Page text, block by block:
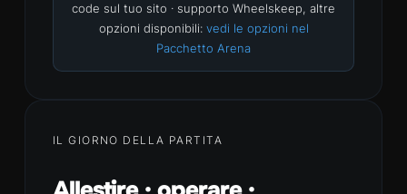
code sul tuo sito · supporto Wheelskeep, altre
opzioni disponibili: vedi le opzioni nel
Pacchetto Arena
IL GIORNO DELLA PARTITA